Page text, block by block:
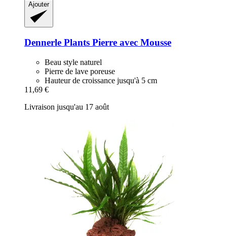
Ajouter
Dennerle Plants Pierre avec Mousse
Beau style naturel
Pierre de lave poreuse
Hauteur de croissance jusqu'à 5 cm
11,69 €
Livraison jusqu'au 17 août